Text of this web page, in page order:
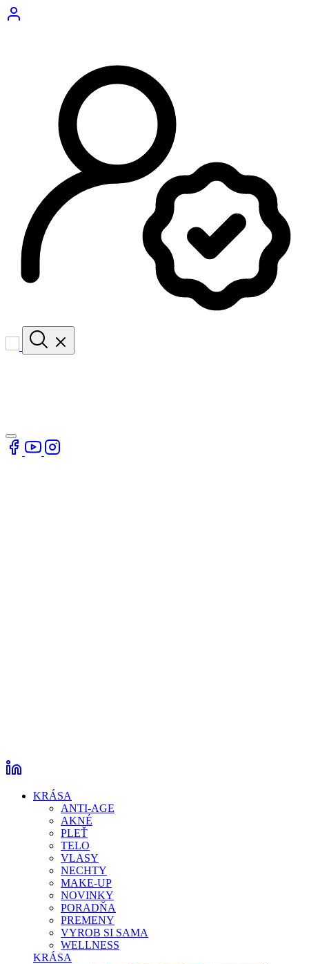
KRÁSA
ANTI-AGE
AKNÉ
PLEŤ
TELO
VLASY
NECHTY
MAKE-UP
NOVINKY
PORADŇA
PREMENY
VYROB SI SAMA
WELLNESS
KRÁSA